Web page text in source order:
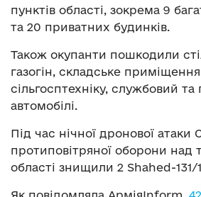
пунктів області, зокрема 9
та 20 приватних будинків.
Також окупанти пошкодили
газогін, складське
сільгосптехніку, службовий та
автомобілі.
Під час нічної дронової атаки
протиповітряної оборони над
області знищили 2 Shahed-131/